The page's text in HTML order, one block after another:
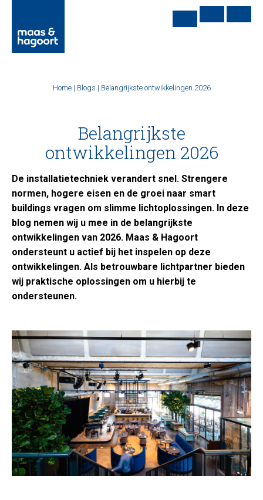
Home| Blogs | Belangrijkste ontwikkelingen 2026
Belangrijkste
ontwikkelingen 2026
De installatietechniek verandert snel. Strengere
normen, hogere eisen en de groei naar smart
buildings vragen om slimme lichtoplossingen. In deze
blog nemen wij u mee in de belangrijkste
ontwikkelingen van 2026. Maas & Hagoort
ondersteunt u actief bij het inspelen op deze
ontwikkelingen. Als betrouwbare lichtpartner bieden
wij praktische oplossingen om u hierbij te
ondersteunen.